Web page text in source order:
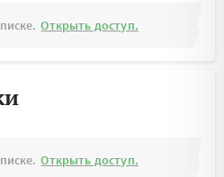
Открыть доступ.
Открыть доступ.